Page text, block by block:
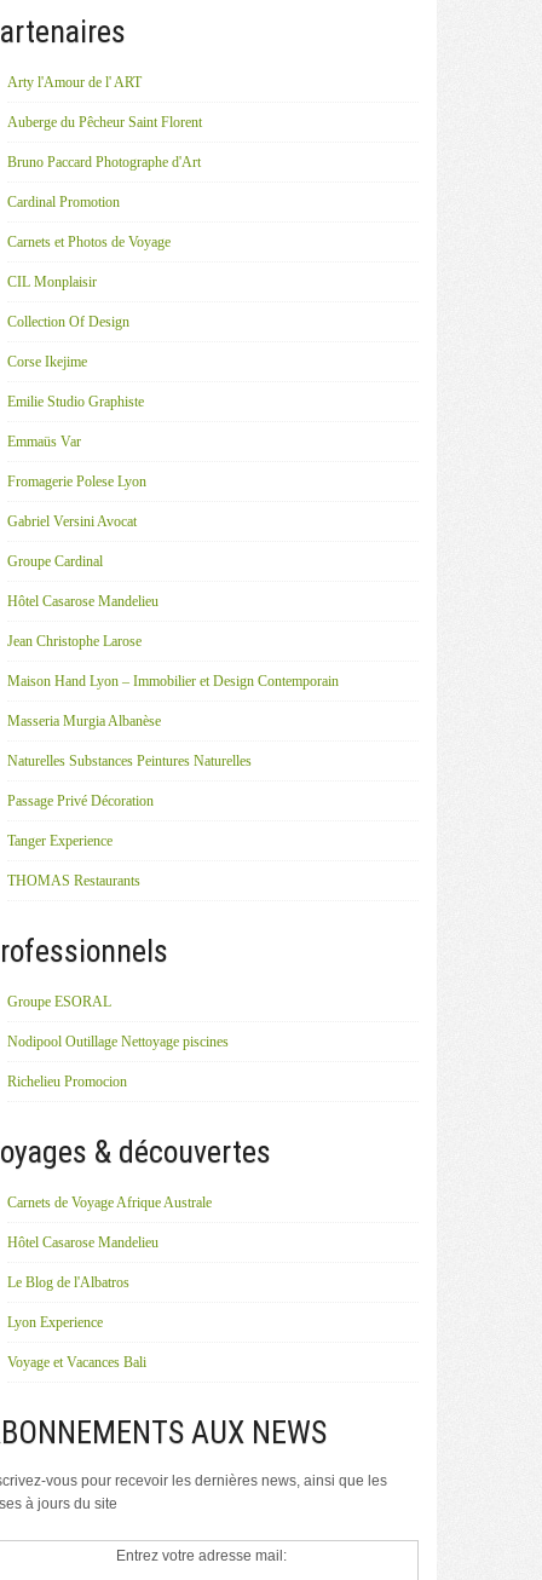
Arty l'Amour de l' ART
Auberge du Pêcheur Saint Florent
Bruno Paccard Photographe d'Art
Cardinal Promotion
Carnets et Photos de Voyage
CIL Monplaisir
Collection Of Design
Corse Ikejime
Emilie Studio Graphiste
Emmaüs Var
Fromagerie Polese Lyon
Gabriel Versini Avocat
Groupe Cardinal
Hôtel Casarose Mandelieu
Jean Christophe Larose
Maison Hand Lyon – Immobilier et Design Contemporain
Masseria Murgia Albanèse
Naturelles Substances Peintures Naturelles
Passage Privé Décoration
Tanger Experience
THOMAS Restaurants
Groupe ESORAL
Nodipool Outillage Nettoyage piscines
Richelieu Promocion
& découvertes
Carnets de Voyage Afrique Australe
Hôtel Casarose Mandelieu
Le Blog de l'Albatros
Lyon Experience
Voyage et Vacances Bali
AUX NEWS
vous pour recevoir les dernières news, ainsi que les
à jours du site
Entrez votre adresse mail: